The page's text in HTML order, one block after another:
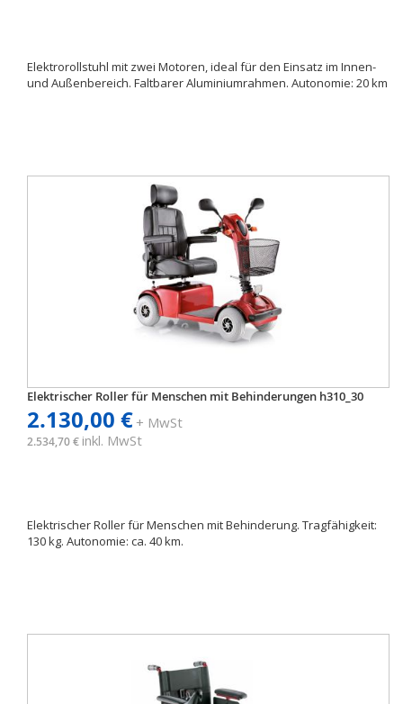
Elektrorollstuhl mit zwei Motoren, ideal für den Einsatz im Innen-
und Außenbereich. Faltbarer Aluminiumrahmen. Autonomie: 20 km
Elektrischer Roller für Menschen mit Behinderungen h310_30
2.130,00 €+ MwSt
2.534,70 € inkl. MwSt
Elektrischer Roller für Menschen mit Behinderung. Tragfähigkeit:
130 kg. Autonomie: ca. 40 km.